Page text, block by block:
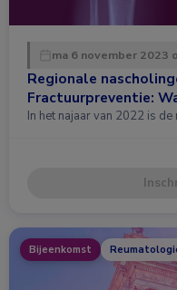
ma 6 november 2023
Regionale
Fractuurpreventie:
In het najaar van 2022 is
Bijeenkomst